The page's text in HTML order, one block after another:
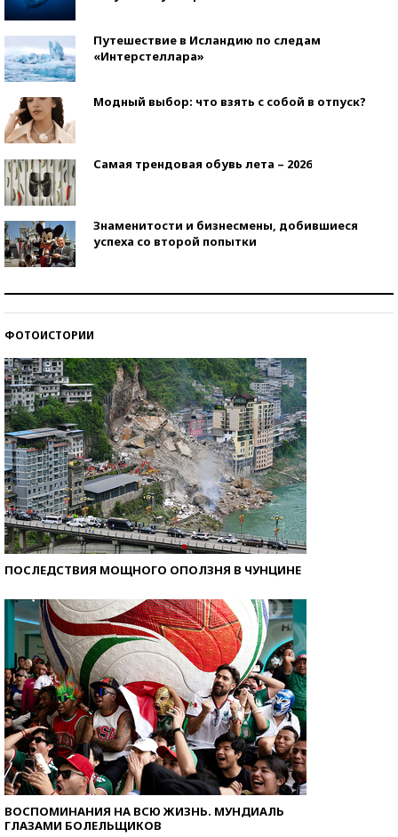
Путешествие в Исландию по следам
«Интерстеллара»
Модный выбор: что взять с собой в отпуск?
Самая трендовая обувь лета – 2026
Знаменитости и бизнесмены, добившиеся
успеха со второй попытки
ФОТОИСТОРИИ
ПОСЛЕДСТВИЯ МОЩНОГО ОПОЛЗНЯ В ЧУНЦИНЕ
ВОСПОМИНАНИЯ НА ВСЮ ЖИЗНЬ. МУНДИАЛЬ
ГЛАЗАМИ БОЛЕЛЬЩИКОВ